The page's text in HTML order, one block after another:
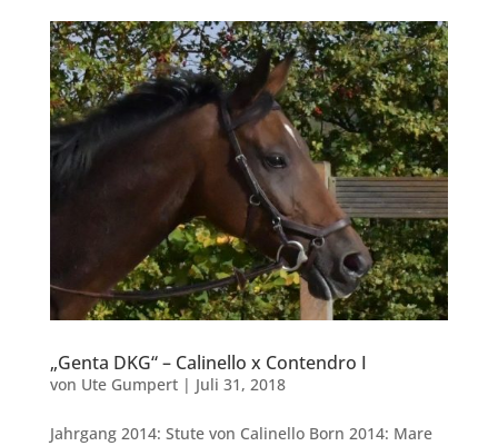
„Genta DKG“ – Calinello x Contendro I
von Ute Gumpert| Juli 31, 2018
Jahrgang 2014: Stute von Calinello Born 2014: Mare